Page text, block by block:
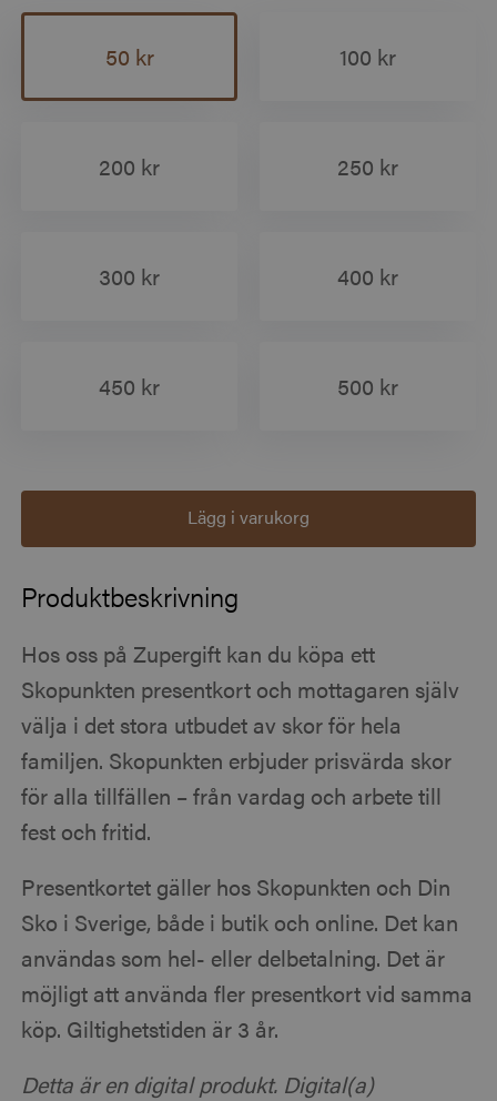
50 kr 100 kr
200 kr 250 kr
300 kr 400 kr
450 kr 500 kr
Lägg i varukorg
Produktbeskrivning
Hos oss på Zupergift kan du köpa ett
Skopunkten presentkort och mottagaren själv
välja i det stora utbudet av skor för hela
familjen. Skopunkten erbjuder prisvärda skor
för alla tillfällen – från vardag och arbete till
fest och fritid.
Presentkortet gäller hos Skopunkten och Din
Sko i Sverige, både i butik och online. Det kan
användas som hel- eller delbetalning. Det är
möjligt att använda fler presentkort vid samma
köp. Giltighetstiden är 3 år.
Detta är en digital produkt. Digital(a)